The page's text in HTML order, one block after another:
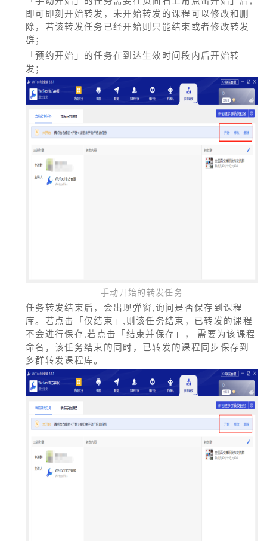
即可即刻开始转发，未开始转发的课程可以修改和删
除，若该转发任务已经开始则只能结束或者修改转发
群；
「预约开始」的任务在到达生效时间段内后开始转
发；
手动开始的转发任务
任务转发结束后，会出现弹窗,询问是否保存到课程
库。若点击「仅结束」,则该任务结束，已转发的课程
不会进行保存,若点击「结束并保存」， 需要为该课程
命名，该任务结束的同时，已转发的课程同步保存到
多群转发课程库。